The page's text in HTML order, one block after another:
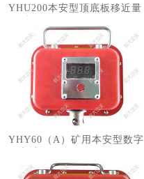
YHU200本安型顶底板移近量
YHY60（A）矿用本安型数字